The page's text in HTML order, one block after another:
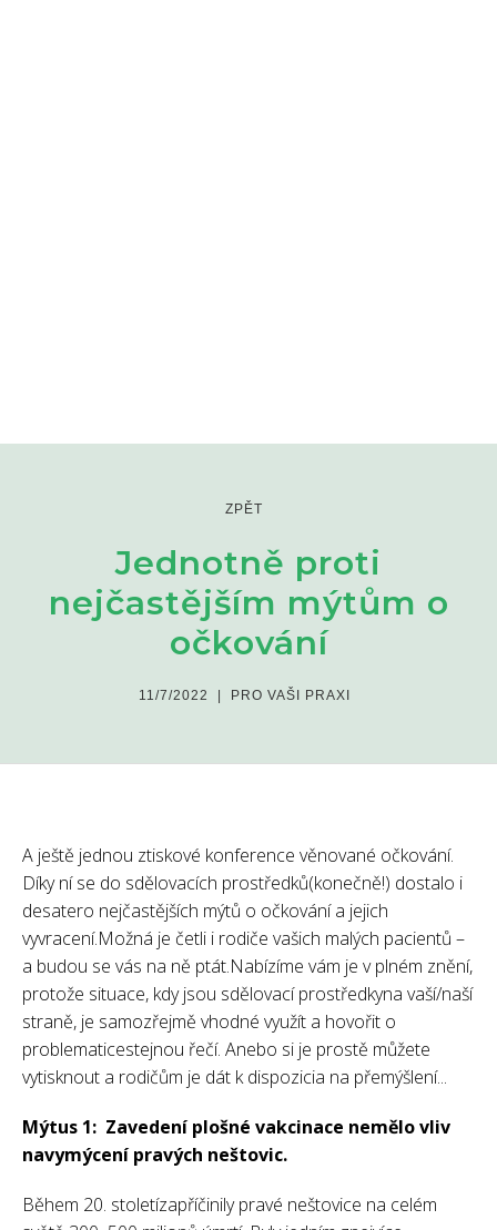
ZPĚT
Jednotně proti
nejčastějším mýtům o
očkování
11/7/2022 PRO VAŠI PRAXI
A ještě jednou ztiskové konference věnované očkování.
Díky ní se do sdělovacích prostředků(konečně!) dostalo i
desatero nejčastějších mýtů o očkování a jejich
vyvracení.Možná je četli i rodiče vašich malých pacientů –
a budou se vás na ně ptát.Nabízíme vám je v plném znění,
protože situace, kdy jsou sdělovací prostředkyna vaší/naší
straně, je samozřejmě vhodné využít a hovořit o
problematicestejnou řečí. Anebo si je prostě můžete
vytisknout a rodičům je dát k dispozicia na přemýšlení...
Mýtus 1: Zavedení plošné vakcinace nemělo vliv
navymýcení pravých neštovic.
Během 20. stoletízapříčinily pravé neštovice na celém